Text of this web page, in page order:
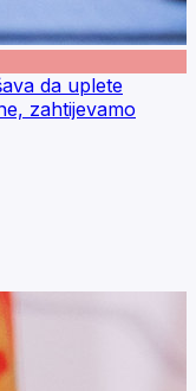
da uplete
zahtijevamo